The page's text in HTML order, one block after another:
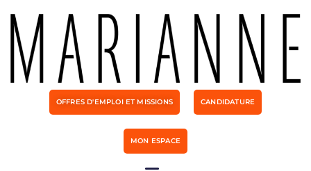
OFFRES D'EMPLOI ET MISSIONS CANDIDATURE
MON ESPACE